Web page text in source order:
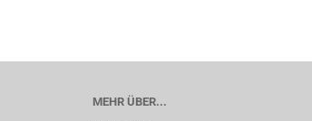
MEHR ÜBER...